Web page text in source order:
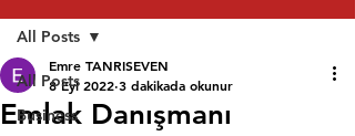
All Posts
Business
All Posts
Emlak Danışmanı
Emre TANRISEVEN
8 Eyl 2022 3 dakikada okunur